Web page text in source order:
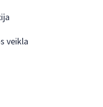
veikla